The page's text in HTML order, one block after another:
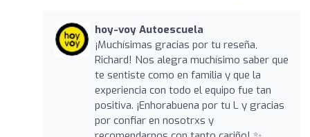
hoy-voy Autoescuela
¡Muchísimas gracias por tu reseña,
Richard! Nos alegra muchísimo saber que
te sentiste como en familia y que la
experiencia con todo el equipo fue tan
positiva. ¡Enhorabuena por tu L y gracias
por confiar en nosotrxs y